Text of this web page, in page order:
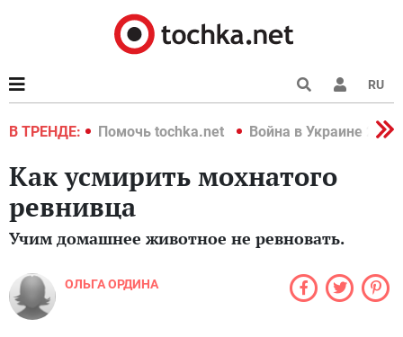
RU
В ТРЕНДЕ:
2022 Помочь tochka.net Война в Украине 2022
Как усмирить мохнатого
ревнивца
Учим домашнее животное не ревновать.
ОЛЬГА ОРДИНА